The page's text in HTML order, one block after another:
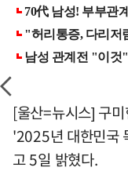
[울산=뉴시스] 구
'2025년 대한민국
고 5일 밝혔다.